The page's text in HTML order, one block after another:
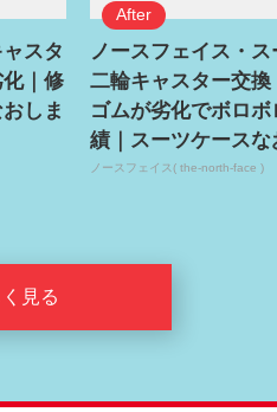
スタ
｜修
しま
ノースフェイス・
二輪キャスター交換
ゴムが劣化でボロ
績｜スーツケースな
ノースフェイス( the-north-face )
見る